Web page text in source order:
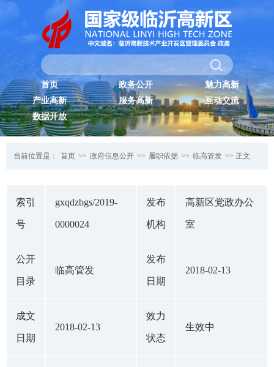
首页 政务公开
魅力高新
产业高新
服务高新
互动交流
数据开放
当前位置是： 首页 >> 政府信息公开 >> 履职依据 >> 临高管发 >> 正文
索引
号
gxqdzbgs/2019-
0000024
发布
机构
高新区党政办公
室
公开
目录
临高管发
发布
日期
2018-02-13
成文
日期
2018-02-13
效力
状态
生效中